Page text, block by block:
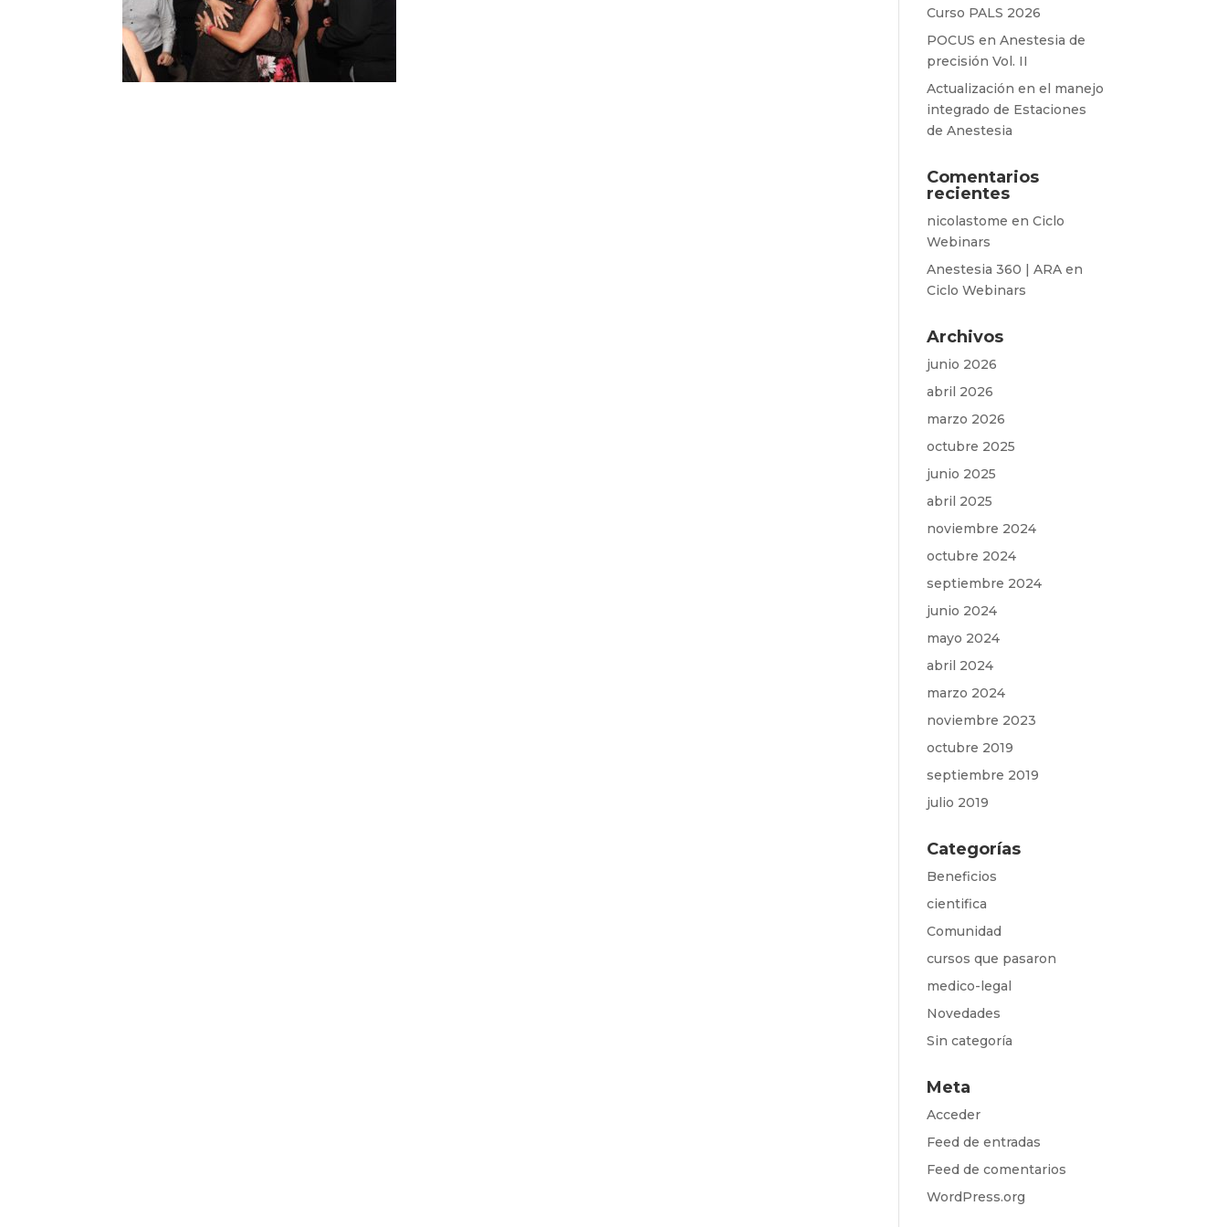
Curso PALS 2026
POCUS en Anestesia de
precisión Vol. II
Actualización en el manejo
integrado de Estaciones
de Anestesia
Comentarios
recientes
nicolastome enCiclo
Webinars
Anestesia 360 | ARA en
Ciclo Webinars
Archivos
junio 2026
abril 2026
marzo 2026
octubre 2025
junio 2025
abril 2025
noviembre 2024
octubre 2024
septiembre 2024
junio 2024
mayo 2024
abril 2024
marzo 2024
noviembre 2023
octubre 2019
septiembre 2019
julio 2019
Categorías
Beneficios
cientifica
Comunidad
cursos que pasaron
medico-legal
Novedades
Sin categoría
Meta
Acceder
Feed de entradas
Feed de comentarios
WordPress.org